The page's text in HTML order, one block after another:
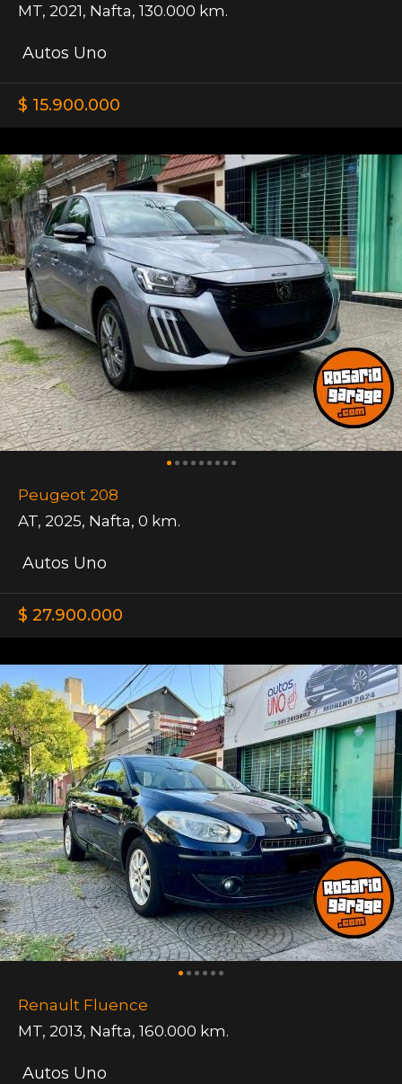
MT, 2021, Nafta, 130.000 km.
Autos Uno
$ 15.900.000
Peugeot 208
AT, 2025, Nafta, 0 km.
Autos Uno
$ 27.900.000
Renault Fluence
MT, 2013, Nafta, 160.000 km.
Autos Uno